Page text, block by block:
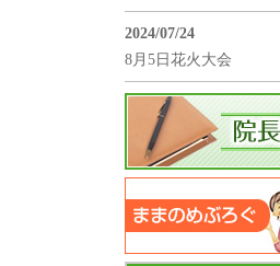
2024/07/24
8月5日花火大会